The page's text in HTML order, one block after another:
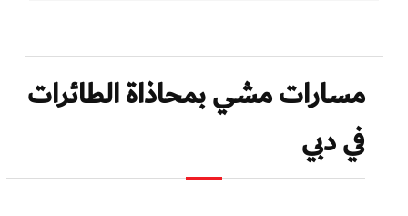
مسارات مشي بمحاذاة الطائرات
في دبي